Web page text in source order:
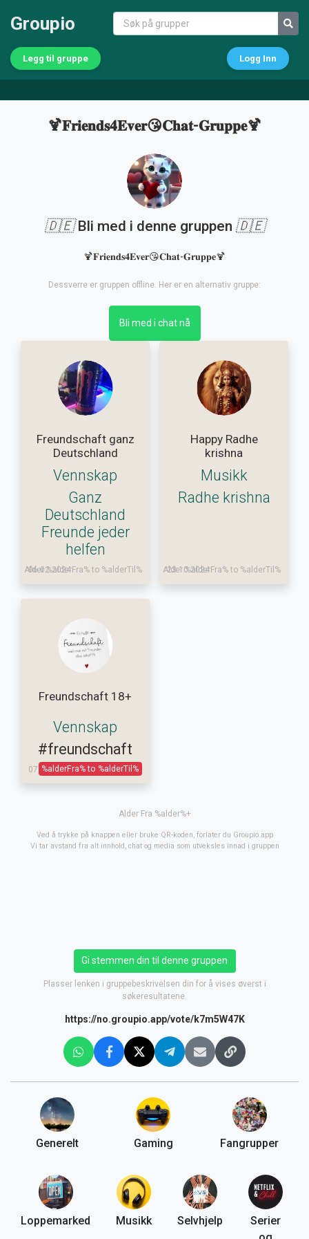
Groupio
Legg til gruppe Logg Inn
🍹𝐅𝐫𝐢𝐞𝐧𝐝𝐬𝟒𝐄𝐯𝐞𝐫😘𝐂𝐡𝐚𝐭-𝐆𝐫𝐮𝐩𝐩𝐞🍹
🇩🇪Bli med i denne gruppen 🇩🇪
🍹𝐅𝐫𝐢𝐞𝐧𝐝𝐬𝟒𝐄𝐯𝐞𝐫😘𝐂𝐡𝐚𝐭-𝐆𝐫𝐮𝐩𝐩𝐞🍹
Dessverre er gruppen offline. Her er en alternativ gruppe:
Bli med i chat nå
Freundschaft ganz
Deutschland
Vennskap
Ganz
Deutschland
Freunde jeder
helfen
06.02.2024
Alder %alderFra% to %alderTil%
Happy Radhe
krishna
Musikk
Radhe krishna
23.10.2024
Alder %alderFra% to %alderTil%
Freundschaft 18+
Vennskap
#freundschaft
07.08.2026
%alderFra% to %alderTil%
Alder Fra %alder%+
Ved å trykke på knappen eller bruke QR-koden, forlater du Groupio.app
Vi tar avstand fra alt innhold, chat og media som utveksles innad i gruppen
Gi stemmen din til denne gruppen
Plasser lenken i gruppebeskrivelsen din for å vises øverst i
søkeresultatene.
https://no.groupio.app/vote/k7m5W47K
Generelt Gaming Fangrupper
Loppemarked Musikk Selvhjelp
Serier